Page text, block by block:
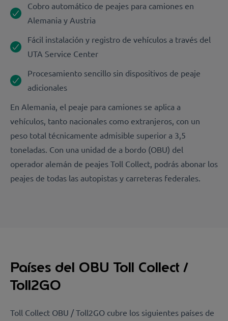
Cobro automático de peajes para camiones en
Alemania y Austria
Fácil instalación y registro de vehículos a través del
UTA Service Center
Procesamiento sencillo sin dispositivos de peaje
adicionales
En Alemania, el peaje para camiones se aplica a
vehículos, tanto nacionales como extranjeros, con un
peso total técnicamente admisible superior a 3,5
toneladas. Con una unidad de a bordo (OBU) del
operador alemán de peajes Toll Collect, podrás abonar los
peajes de todas las autopistas y carreteras federales.
Países del OBU Toll Collect /
Toll2GO
Toll Collect OBU / Toll2GO cubre los siguientes países de